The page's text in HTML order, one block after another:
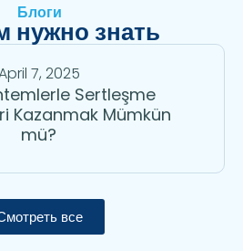
Блоги
нужно знать
7, 2025
Sertleşme
Kazanmak Mümkün
mü?
все